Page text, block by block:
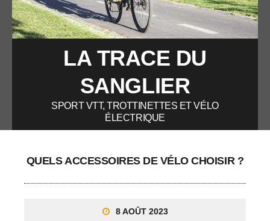
LA TRACE DU
SANGLIER
SPORT VTT, TROTTINETTES ET VÉLO
ÉLECTRIQUE
QUELS ACCESSOIRES DE VÉLO CHOISIR ?
8 AOÛT 2023